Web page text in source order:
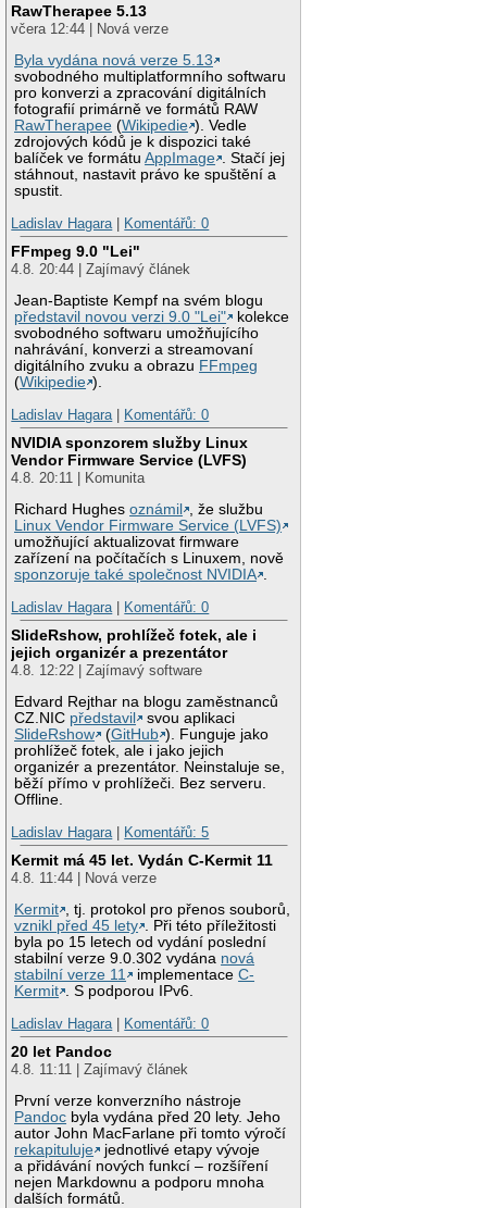
RawTherapee 5.13
včera 12:44 | Nová verze
Byla vydána nová verze 5.13
svobodného multiplatformního softwaru
pro konverzi a zpracování digitálních
fotografií primárně ve formátů RAW
RawTherapee (Wikipedie ). Vedle
zdrojových kódů je k dispozici také
balíček ve formátuAppImage . Stačí jej
stáhnout, nastavit právo ke spuštění a
spustit.
Ladislav Hagara
Komentářů: 0
FFmpeg 9.0 "Lei"
4.8. 20:44 | Zajímavý článek
Jean-Baptiste Kempf na svém blogu
představil novou verzi 9.0 "Lei"
kolekce
svobodného softwaru umožňujícího
nahrávání, konverzi a streamovaní
digitálního zvuku a obrazu FFmpeg
(Wikipedie ).
Ladislav Hagara
Komentářů: 0
NVIDIA sponzorem služby Linux
Vendor Firmware Service (LVFS)
4.8. 20:11 | Komunita
Richard Hughesoznámil
, že službu
Linux Vendor Firmware Service (LVFS)
umožňující aktualizovat firmware
zařízení na počítačích s Linuxem, nově
sponzoruje také společnost NVIDIA .
Ladislav Hagara | Komentářů: 0
SlideRshow, prohlížeč fotek, ale i
jejich organizér a prezentátor
4.8. 12:22 | Zajímavý software
Edvard Rejthar na blogu zaměstnanců
CZ.NIC představil
svou aplikaci
SlideRshow
(GitHub ). Funguje jako
prohlížeč fotek, ale i jako jejich
organizér a prezentátor. Neinstaluje se,
běží přímo v prohlížeči. Bez serveru.
Offline.
Ladislav Hagara | Komentářů: 5
Kermit má 45 let. Vydán C-Kermit 11
4.8. 11:44 | Nová verze
Kermit , tj. protokol pro přenos souborů,
vznikl před 45 lety . Při této příležitosti
byla po 15 letech od vydání poslední
stabilní verze 9.0.302 vydána nová
stabilní verze 11
implementaceC-
Kermit . S podporou IPv6.
Ladislav Hagara | Komentářů: 0
20 let Pandoc
4.8. 11:11 | Zajímavý článek
První verze konverzního nástroje
Pandoc byla vydána před 20 lety. Jeho
autor John MacFarlane při tomto výročí
rekapituluje
jednotlivé etapy vývoje
a přidávání nových funkcí – rozšíření
nejen Markdownu a podporu mnoha
dalších formátů.